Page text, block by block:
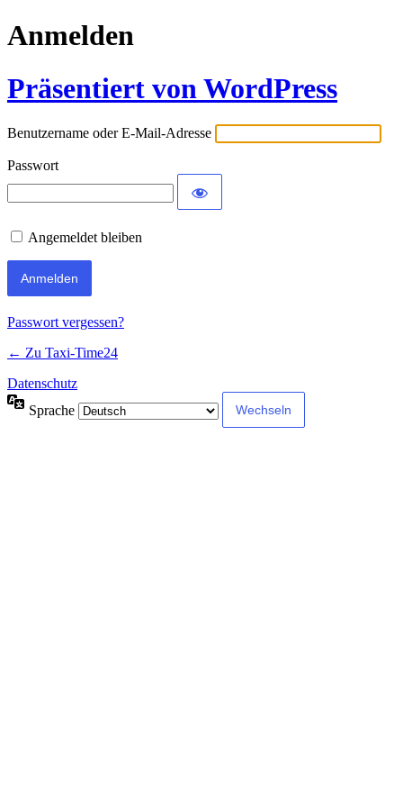
Anmelden
Präsentiert von WordPress
Benutzername oder E-Mail-Adresse
Passwort
Angemeldet bleiben
Passwort vergessen?
← Zu Taxi-Time24
Datenschutz
Sprache